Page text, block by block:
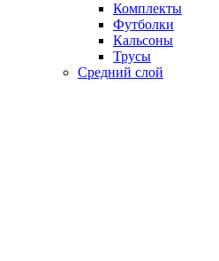
Комплекты
Футболки
Кальсоны
Трусы
Средний слой